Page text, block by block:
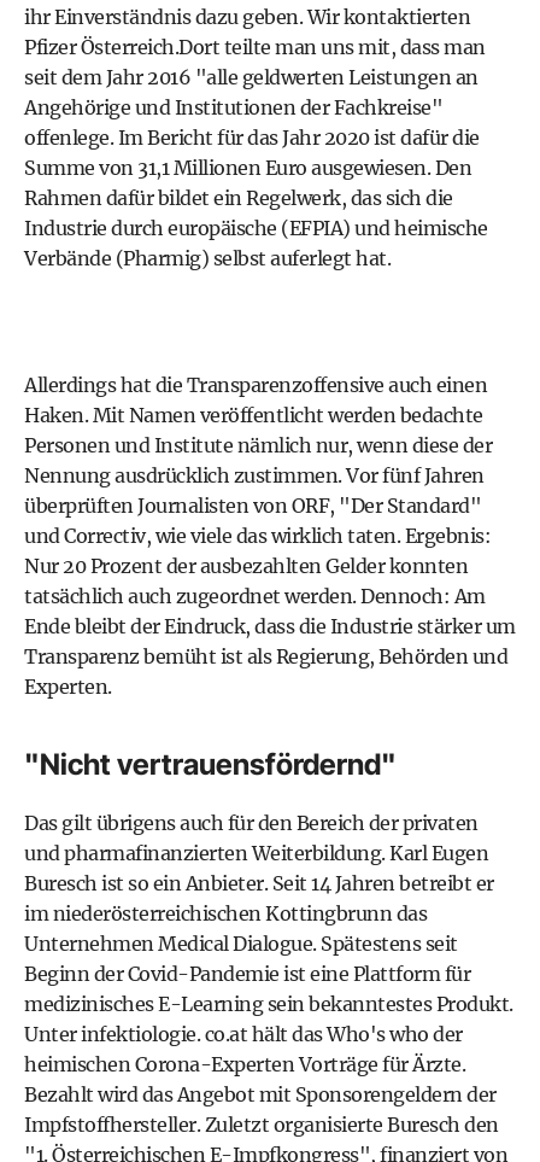
ihr Einverständnis dazu geben. Wir kontaktierten
Pfizer Österreich.Dort teilte man uns mit, dass man
seit dem Jahr 2016 "alle geldwerten Leistungen an
Angehörige und Institutionen der Fachkreise"
offenlege. Im Bericht für das Jahr 2020 ist dafür die
Summe von 31,1 Millionen Euro ausgewiesen. Den
Rahmen dafür bildet ein Regelwerk, das sich die
Industrie durch europäische (EFPIA) und heimische
Verbände (Pharmig) selbst auferlegt hat.
Allerdings hat die Transparenzoffensive auch einen
Haken. Mit Namen veröffentlicht werden bedachte
Personen und Institute nämlich nur, wenn diese der
Nennung ausdrücklich zustimmen. Vor fünf Jahren
überprüften Journalisten von ORF, "Der Standard"
und Correctiv, wie viele das wirklich taten. Ergebnis:
Nur 20 Prozent der ausbezahlten Gelder konnten
tatsächlich auch zugeordnet werden. Dennoch: Am
Ende bleibt der Eindruck, dass die Industrie stärker um
Transparenz bemüht ist als Regierung, Behörden und
Experten.
"Nicht vertrauensfördernd"
Das gilt übrigens auch für den Bereich der privaten
und pharmafinanzierten Weiterbildung. Karl Eugen
Buresch ist so ein Anbieter. Seit 14 Jahren betreibt er
im niederösterreichischen Kottingbrunn das
Unternehmen Medical Dialogue. Spätestens seit
Beginn der Covid-Pandemie ist eine Plattform für
medizinisches E-Learning sein bekanntestes Produkt.
Unter infektiologie. co.at hält das Who's who der
heimischen Corona-Experten Vorträge für Ärzte.
Bezahlt wird das Angebot mit Sponsorengeldern der
Impfstoffhersteller. Zuletzt organisierte Buresch den
"1. Österreichischen E-Impfkongress", finanziert von